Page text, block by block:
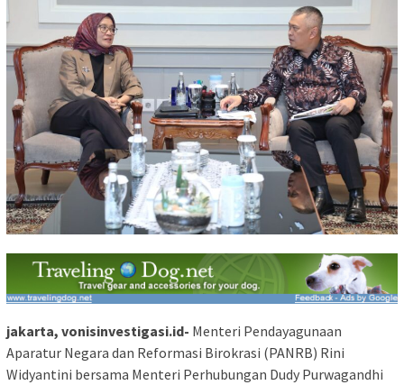
jakarta, vonisinvestigasi.id- Menteri Pendayagunaan
Aparatur Negara dan Reformasi Birokrasi (PANRB) Rini
Widyantini bersama Menteri Perhubungan Dudy Purwagandhi